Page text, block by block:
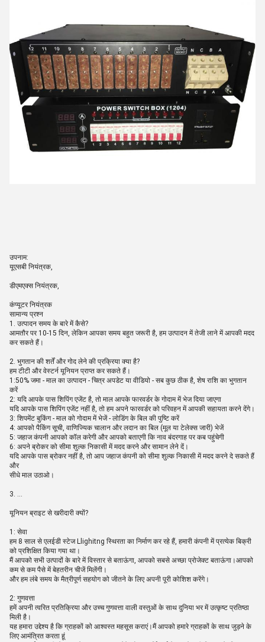
उपनाम:
यूएसबी नियंत्रक,
डीएमएक्स नियंत्रक,
कंप्यूटर नियंत्रक
सामान्य प्रश्न
1. उत्पादन समय के बारे में कैसे?
आमतौर पर 10-15 दिन, लेकिन आपका समय बहुत जरूरी है, हम उत्पादन में तेजी लाने में आपकी मदद
कर सकते हैं।
2. भुगतान की शर्तें और गोद लेने की प्रक्रिया क्या है?
हम टीटी और वेस्टर्न यूनियन प्राप्त कर सकते हैं।
1:50% जमा - माल का उत्पादन - चित्र अपडेट या वीडियो - सब कुछ ठीक है, शेष राशि का भुगतान
करें
2: यदि आपके पास शिपिंग एजेंट है, तो माल आपके फारवर्डर के गोदाम में भेज दिया जाएगा
यदि आपके पास शिपिंग एजेंट नहीं है, तो हम अपने फारवर्डर को परिवहन में आपकी सहायता करने देंगे।
3: शिपमेंट बुकिंग - माल को गोदाम में भेजें - लोडिंग के बिल की पुष्टि करें
4: आपको पैकिंग सूची, वाणिज्यिक चालान और लदान का बिल (मूल या टेलेक्स जारी) भेजें
5: जहाज कंपनी आपको कॉल करेगी और आपको बताएगी कि नाव बंदरगाह पर कब पहुंचेगी
6: अपने ब्रोकर को सीमा शुल्क निकासी में मदद करने और सामान लेने दें।
यदि आपके पास ब्रोकर नहीं है, तो आप जहाज कंपनी को सीमा शुल्क निकासी में मदद करने दे सकते हैं
और
सीधे माल उठाओ।
3. ...
यूनियन ब्राइट से खरीदारी क्यों?
1: सेवा
हम 8 साल से एलईडी स्टेज Llighitng स्थिरता का निर्माण कर रहे हैं, हमारी कंपनी में प्रत्येक बिक्री
को प्रशिक्षित किया गया था।
मैं आपको सभी उत्पादों के बारे में विस्तार से बताऊंगा, आपको सबसे अच्छा प्रोजेक्ट बताऊंगा।आपको
कम से कम पैसे में बेहतरीन चीजें मिलेंगी।
और हम लंबे समय के मैत्रीपूर्ण सहयोग को जीतने के लिए अपनी पूरी कोशिश करेंगे।
2: गुणवत्ता
हमें अपनी त्वरित प्रतिक्रिया और उच्च गुणवत्ता वाली वस्तुओं के साथ दुनिया भर में उत्कृष्ट प्रतिष्ठा
मिली है।
यह हमारा उद्देश्य है कि ग्राहकों को आश्वस्त महसूस कराएं।मैं आपको हमारे ग्राहकों के साथ जुड़ने के
लिए आमंत्रित करता हूं